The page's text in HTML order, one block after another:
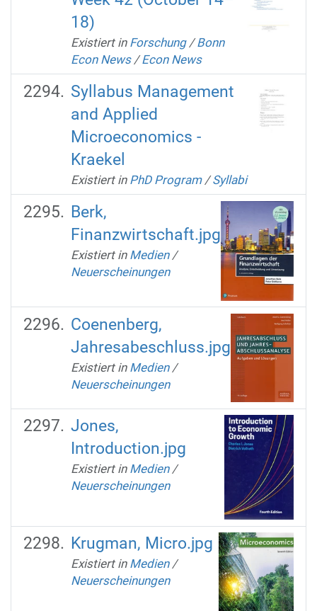
18)
Existiert in Forschung /Bonn
Econ News /Econ News
Syllabus Management
and Applied
Microeconomics -
Kraekel
Existiert in PhD Program /Syllabi
Berk,
Finanzwirtschaft.jpg
Existiert in Medien /
Neuerscheinungen
Coenenberg,
Jahresabeschluss.jpg
Existiert in Medien /
Neuerscheinungen
Jones,
Introduction.jpg
Existiert in Medien /
Neuerscheinungen
Krugman, Micro.jpg
Existiert in Medien /
Neuerscheinungen